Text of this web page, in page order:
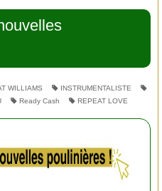
WILLIAMS
INSTRUMENTALISTE
Ready Cash REPEAT LOVE